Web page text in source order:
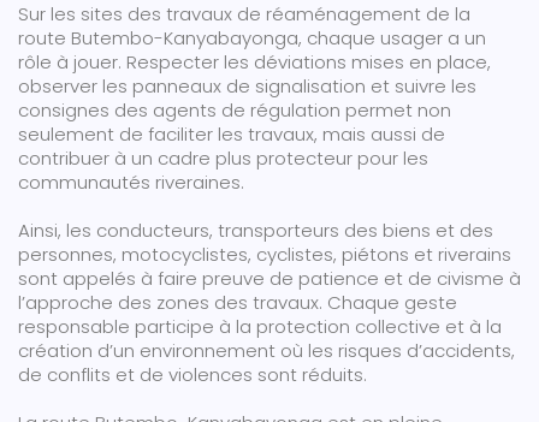
Sur les sites des travaux de réaménagement de la
route Butembo-Kanyabayonga, chaque usager a un
rôle à jouer. Respecter les déviations mises en place,
observer les panneaux de signalisation et suivre les
consignes des agents de régulation permet non
seulement de faciliter les travaux, mais aussi de
contribuer à un cadre plus protecteur pour les
communautés riveraines.
Ainsi, les conducteurs, transporteurs des biens et des
personnes, motocyclistes, cyclistes, piétons et riverains
sont appelés à faire preuve de patience et de civisme à
l’approche des zones des travaux. Chaque geste
responsable participe à la protection collective et à la
création d’un environnement où les risques d’accidents,
de conflits et de violences sont réduits.